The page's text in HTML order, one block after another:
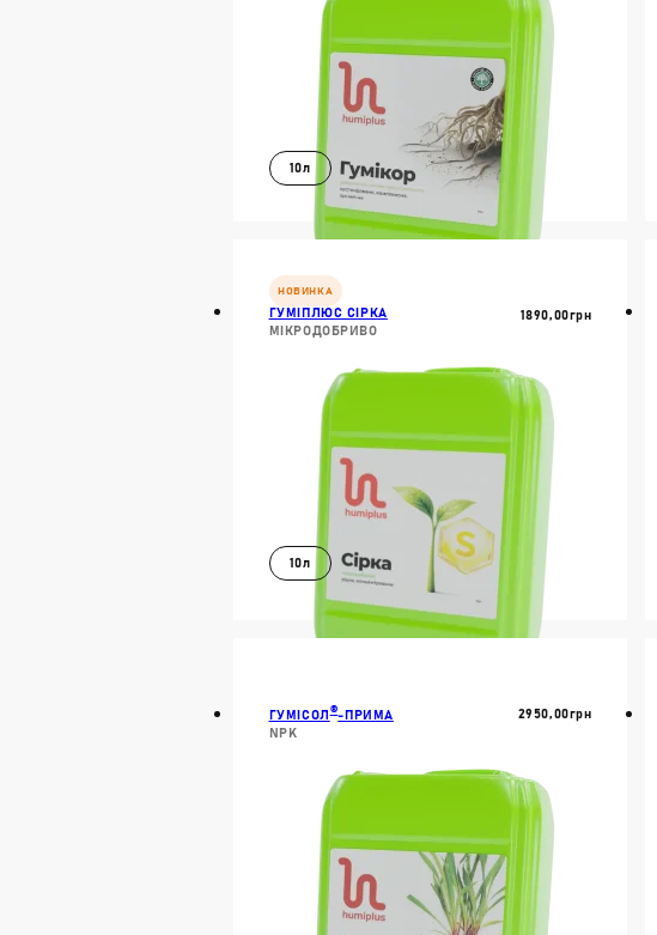
10л
В КОШИК
ГУМІПЛЮС СІРКА
МІКРОДОБРИВО
1890,00Грн
10л
В КОШИК
НОВИНКА
ГУМІСОЛ®-ПРИМА
NPK
2950,00Грн